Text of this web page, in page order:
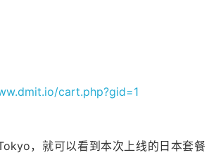
cart.php?gid=1
，就可以看到本次上线的日本套餐